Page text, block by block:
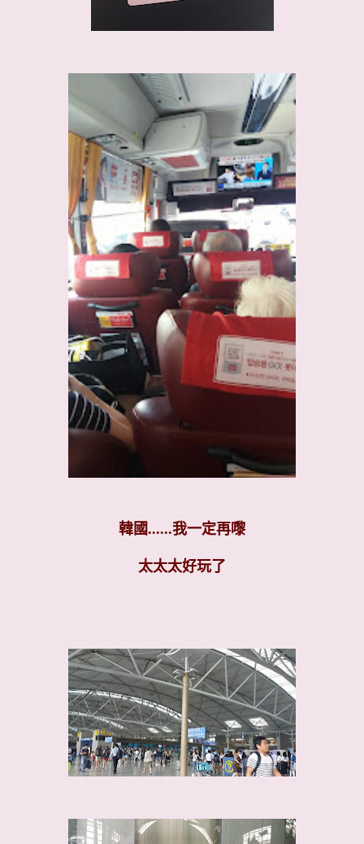
韓國......我一定再嚟
太太太好玩了